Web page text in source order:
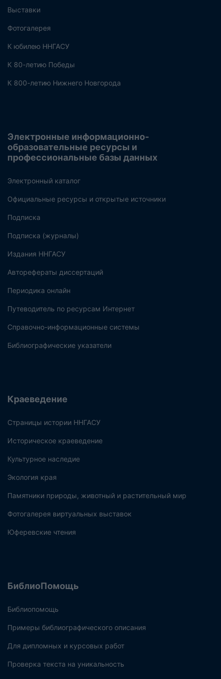
Выставки
Фотогалерея
К юбилею ННГАСУ
К 80-летию Победы
К 800-летию Нижнего Новгорода
Электронные информационно-
образовательные ресурсы и
профессиональные базы данных
Электронный каталог
Официальные ресурсы и открытые источники
Подписка
Подписка (журналы)
Издания ННГАСУ
Авторефераты диссертаций
Периодика онлайн
Путеводитель по ресурсам Интернет
Справочно-информационные системы
Библиографические указатели
Краеведение
Страницы истории ННГАСУ
Историческое краеведение
Культурное наследие
Экология края
Памятники природы, животный и растительный мир
Фотогалерея виртуальных выставок
Юферевские чтения
БиблиоПомощь
Библиопомощь
Примеры библиографического описания
Для дипломных и курсовых работ
Проверка текста на уникальность